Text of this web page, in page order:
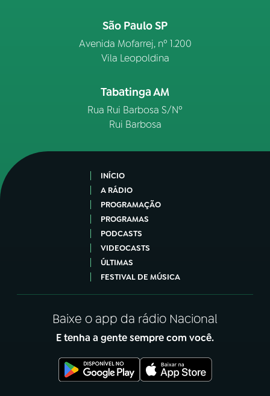
São Paulo SP
Avenida Mofarrej, nº 1.200
Vila Leopoldina
Tabatinga AM
Rua Rui Barbosa S/Nº
Rui Barbosa
INÍCIO
A RÁDIO
PROGRAMAÇÃO
PROGRAMAS
PODCASTS
VIDEOCASTS
ÚLTIMAS
FESTIVAL DE MÚSICA
Baixe o app da rádio Nacional
E tenha a gente sempre com você.